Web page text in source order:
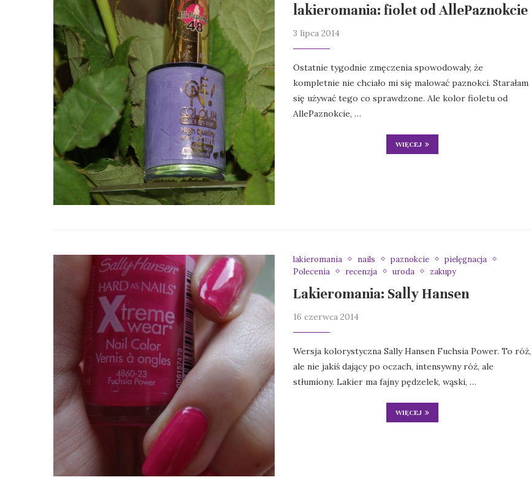
lakieromania: fiolet od AllePaznokcie
3 lipca 2014
Ostatnie tygodnie zmęczenia spowodowały, że
kompletnie nie chciało mi się malować paznokci. Starałam
się używać tego co sprawdzone. Ale kolor fioletu od
AllePaznokcie, …
WIĘCEJ
lakieromania nails paznokcie
pielęgnacja
Polecenia
recenzja uroda zakupy
Lakieromania: Sally Hansen
16 czerwca 2014
Wersja kolorystyczna Sally Hansen Fuchsia Power. To róż,
ale nie jakiś dający po oczach, intensywny róż, ale
stłumiony. Lakier ma fajny pędzelek, wąski, …
WIĘCEJ